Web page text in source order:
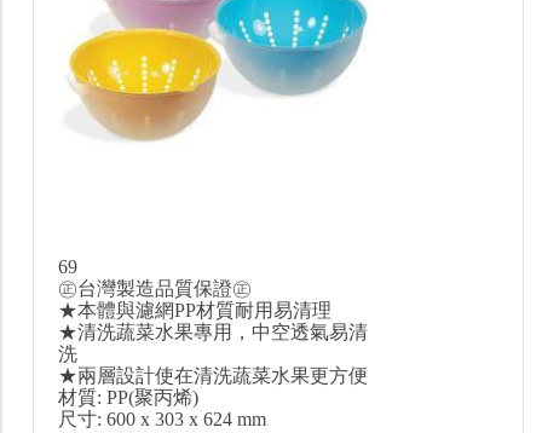
69
㊣台灣製造品質保證㊣
★本體與濾網PP材質耐用易清理
★清洗蔬菜水果專用，中空透氣易清
洗
★兩層設計使在清洗蔬菜水果更方便
材質: PP(聚丙烯)
尺寸: 600 x 303 x 624 mm